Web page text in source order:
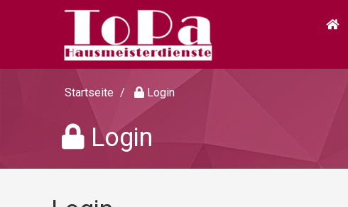
Startseite Login
Login